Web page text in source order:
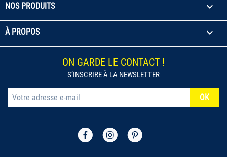
NOS PRODUITS 
À PROPOS 
ON GARDE LE CONTACT !
S’INSCRIRE À LA NEWSLETTER